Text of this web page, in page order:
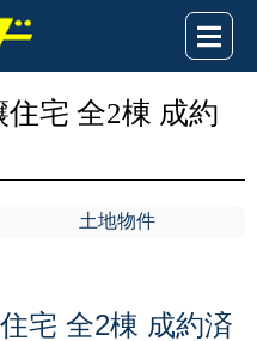
宅 全2棟 成約
土地物件
宅 全2棟 成約済